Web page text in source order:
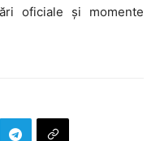
oficiale și momente